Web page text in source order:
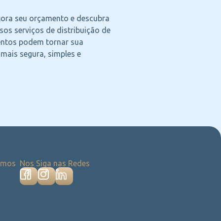
seu orçamento e descubra
serviços de distribuição de
podem tornar sua
segura, simples e
Nos Siga nas Redes